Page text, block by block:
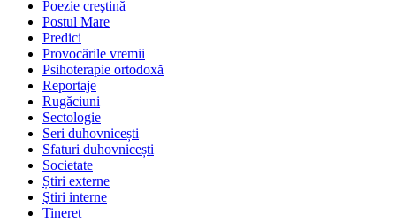
Poezie creştină
Postul Mare
Predici
Provocările vremii
Psihoterapie ortodoxă
Reportaje
Rugăciuni
Sectologie
Seri duhovnicești
Sfaturi duhovnicești
Societate
Știri externe
Ştiri interne
Tineret